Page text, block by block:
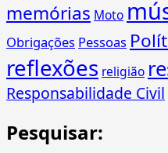
memórias Moto
Obrigações Pessoas
reflexões religião
Responsabilidade Civil
Pesquisar: